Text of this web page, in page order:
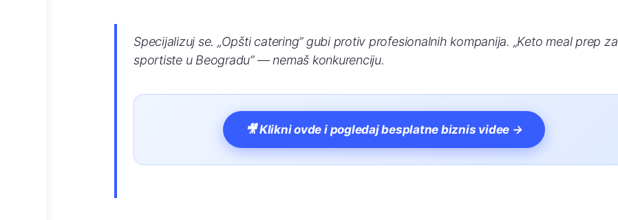
Specijalizuj se. „Opšti catering” gubi protiv profesionalnih kompanija. „Keto meal prep za
sportiste u Beogradu” — nemaš konkurenciju.
🎥 Klikni ovde i pogledaj besplatne biznis videe →